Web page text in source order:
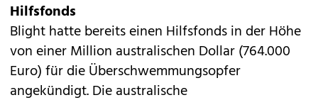
Hilfsfonds
Blight hatte bereits einen Hilfsfonds in der Höhe
von einer Million australischen Dollar (764.000
Euro) für die Überschwemmungsopfer
angekündigt. Die australische